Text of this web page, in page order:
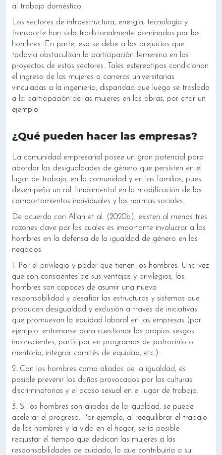
al trabajo doméstico.
Los sectores de infraestructura, energía, tecnología y
transporte han sido tradicionalmente dominados por los
hombres. En parte, eso se debe a los prejuicios que
todavía obstaculizan la participación femenina en los
proyectos de estos sectores. Tales estereotipos condicionan
el ingreso de las mujeres a carreras universitarias
vinculadas a la ingeniería, disparidad que luego se traslada
a la participación de las mujeres en las obras, por citar un
ejemplo.
¿Qué pueden hacer las empresas?
La comunidad empresarial posee un gran potencial para
abordar las desigualdades de género que persisten en el
lugar de trabajo, en la comunidad y en las familias, pues
desempeña un rol fundamental en la modificación de los
comportamientos individuales y las normas sociales.
De acuerdo con Allan et al. (2020b), existen al menos tres
razones clave por las cuales es importante involucrar a los
hombres en la defensa de la igualdad de género en los
negocios.
1. Por el privilegio y poder que tienen los hombres. Una vez
que son conscientes de sus ventajas y privilegios, los
hombres son capaces de asumir una nueva
responsabilidad y desafiar las estructuras y sistemas que
producen desigualdad y exclusión a través de iniciativas
que promuevan la equidad laboral en las empresas (por
ejemplo: entrenarse para cuestionar los propios sesgos
inconscientes, participar en programas de patrocinio o
mentoría, integrar comités de equidad, etc.).
2. Con los hombres como aliados de la igualdad, es
posible prevenir los daños provocados por las culturas
discriminatorias y el acoso sexual en el lugar de trabajo.
3. Si los hombres son aliados de la igualdad, se puede
acelerar el progreso. Por ejemplo, al reequilibrar el trabajo
de los hombres y la vida en el hogar, sería posible
reajustar el tiempo que dedican las mujeres a las
responsabilidades de cuidado, lo que contribuiría a su